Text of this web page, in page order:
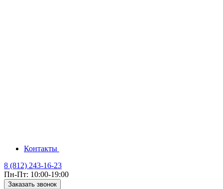
Контакты
8 (812) 243-16-23
Пн-Пт: 10:00-19:00
Заказать звонок